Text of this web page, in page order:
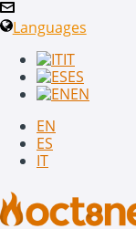
Languages
IT
ES
EN
EN
ES
IT